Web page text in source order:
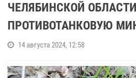
ЧЕЛЯБИНСКОЙ
ПРОТИВОТАНКОВУЮ
14 августа 2024, 12:58